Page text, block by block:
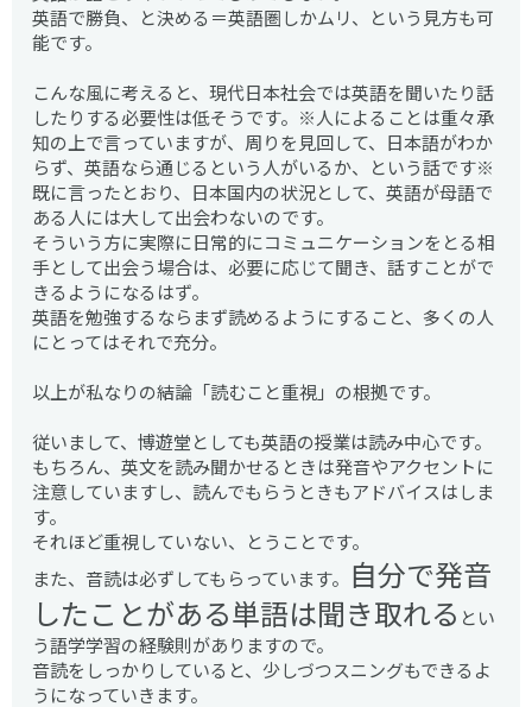
英語で勝負、と決める＝英語圏しかムリ、という見方も可
能です。
こんな風に考えると、現代日本社会では英語を聞いたり話
したりする必要性は低そうです。※人によることは重々承
知の上で言っていますが、周りを見回して、日本語がわか
らず、英語なら通じるという人がいるか、という話です※
既に言ったとおり、日本国内の状況として、英語が母語で
ある人には大して出会わないのです。
そういう方に実際に日常的にコミュニケーションをとる相
手として出会う場合は、必要に応じて聞き、話すことがで
きるようになるはず。
英語を勉強するならまず読めるようにすること、多くの人
にとってはそれで充分。
以上が私なりの結論「読むこと重視」の根拠です。
従いまして、博遊堂としても英語の授業は読み中心です。
もちろん、英文を読み聞かせるときは発音やアクセントに
注意していますし、読んでもらうときもアドバイスはしま
す。
それほど重視していない、とうことです。
また、音読は必ずしてもらっています。 自分で発音
したことがある単語は聞き取れる とい
う語学学習の経験則がありますので。
音読をしっかりしていると、少しづつスニングもできるよ
うになっていきます。